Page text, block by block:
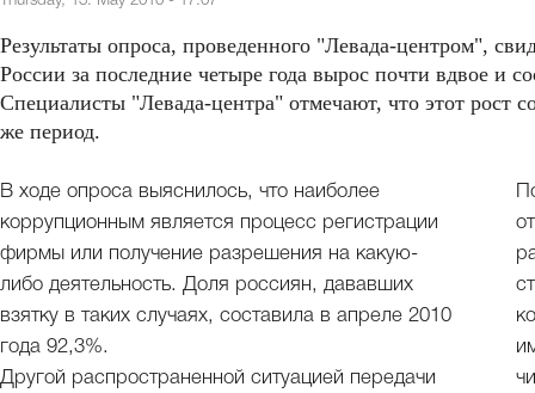
Результаты опроса, проведенного "Левада-центром",
России за последние четыре года вырос почти вдвое и
Специалисты "Левада-центра" отмечают, что этот рост
же период.
В ходе опроса выяснилось, что наиболее
коррупционным является процесс регистрации
фирмы или получение разрешения на какую-
либо деятельность. Доля россиян, дававших
взятку в таких случаях, составила в апреле 2010
года 92,3%.
Другой распространенной ситуацией передачи